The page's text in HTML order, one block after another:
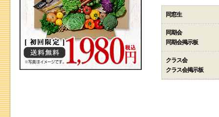
同窓生
同期会
同期会掲示板
クラス会
クラス会掲示板